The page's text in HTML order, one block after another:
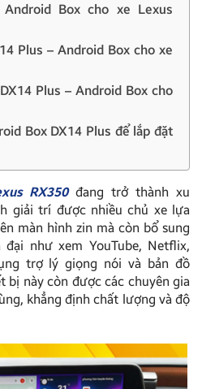
Box cho xe Lexus
Plus – Android Box cho xe
Plus – Android Box cho
Box DX14 Plus để lắp đặt
RX350đang trở thành xu
giải trí được nhiều chủ xe lựa
màn hình zin mà còn bổ sung
như xem YouTube, Netflix,
trợ lý giọng nói và bản đồ
này còn được các chuyên gia
khẳng định chất lượng và độ